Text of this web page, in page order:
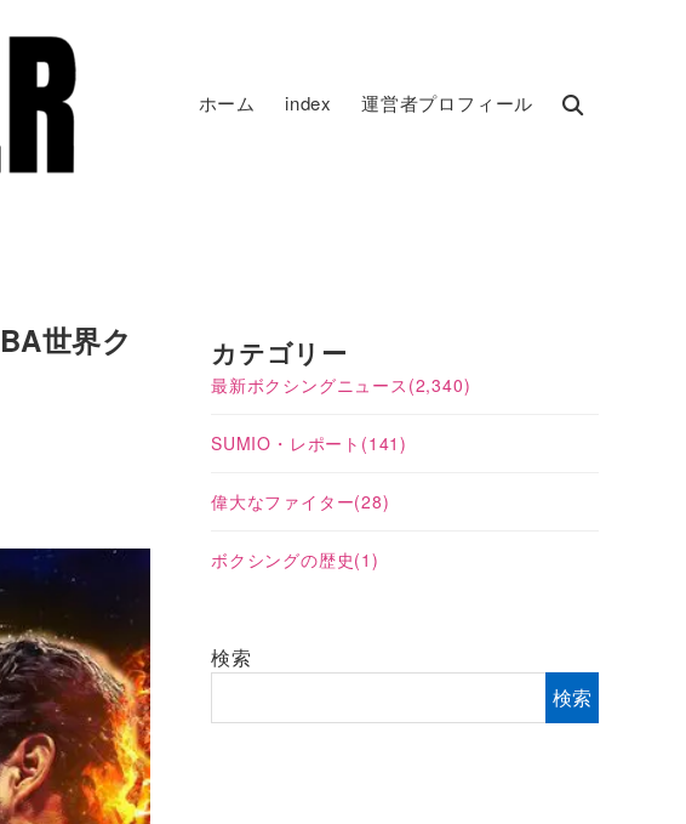
ホーム index 運営者プロフィール
世界ク
カテゴリー
最新ボクシングニュース (2,340)
SUMIO・レポート (141)
偉大なファイター(28)
ボクシングの歴史(1)
検索
検索